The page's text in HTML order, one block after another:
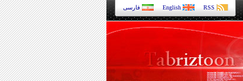
English RSS فارسی